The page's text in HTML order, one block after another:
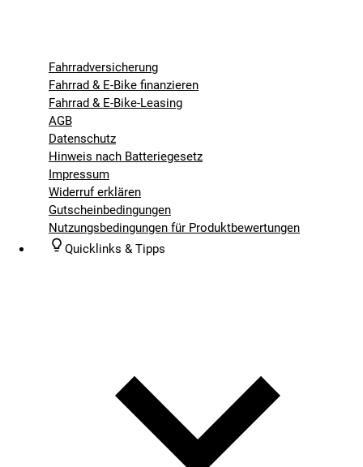
Fahrradversicherung
Fahrrad & E-Bike finanzieren
Fahrrad & E-Bike-Leasing
AGB
Datenschutz
Hinweis nach Batteriegesetz
Impressum
Widerruf erklären
Gutscheinbedingungen
Nutzungsbedingungen für Produktbewertungen
Quicklinks & Tipps